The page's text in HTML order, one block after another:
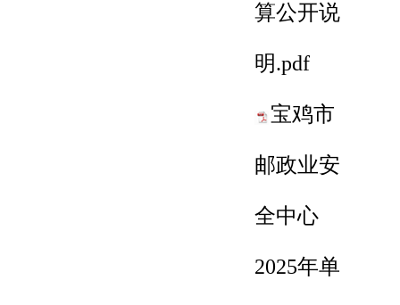
算公开说
明.pdf
宝鸡市
邮政业安
全中心
2025年单